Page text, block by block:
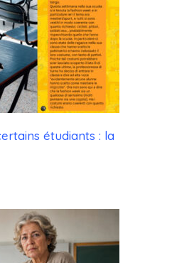
étudiants : la